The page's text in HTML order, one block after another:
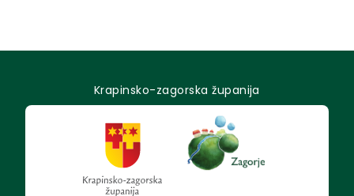
Krapinsko-zagorska županija